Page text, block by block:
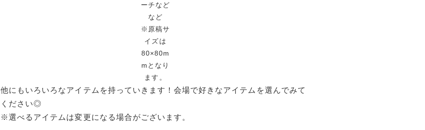
ーチなど
など
※原稿サ
イズは
80×80m
mとなり
ます。
他にもいろいろなアイテムを持っていきます！会場で好きなアイテムを選んでみて
ください◎
※選べるアイテムは変更になる場合がございます。